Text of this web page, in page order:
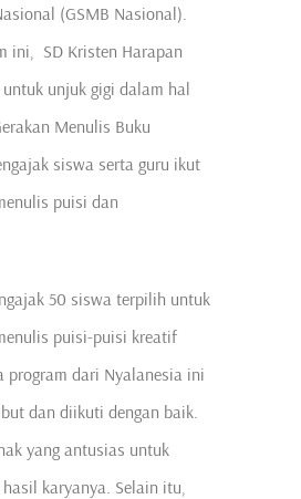
(GSMB Nasional).
ini, SD Kristen Harapan
untuk unjuk gigi dalam hal
Menulis Buku
siswa serta guru ikut
puisi dan
50 siswa terpilih untuk
puisi-puisi kreatif
program dari Nyalanesia ini
dan diikuti dengan baik.
yang antusias untuk
karyanya. Selain itu,